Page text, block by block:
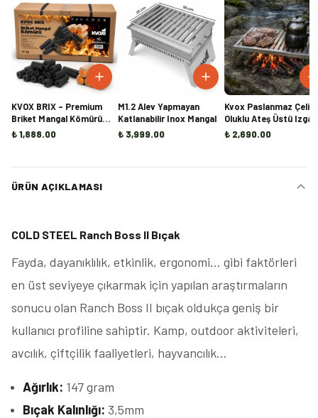
KVOX BRIX – Premium
Briket Mangal Kömürü
(10KG)
₺ 1,888.00
M1.2 Alev Yapmayan
Katlanabilir Inox Mangal
₺ 3,999.00
Kvox Paslanmaz Çelik
Oluklu Ateş Üstü
₺ 2,690.00
ÜRÜN AÇIKLAMASI
COLD STEEL Ranch Boss II Bıçak
Fayda, dayanıklılık, etkinlik, ergonomi... gibi faktörleri
en üst seviyeye çıkarmak için yapılan araştırmaların
sonucu olan Ranch Boss II bıçak oldukça geniş bir
kullanıcı profiline sahiptir. Kamp, outdoor aktiviteleri,
avcılık, çiftçilik faaliyetleri, hayvancılık...
Ağırlık: 147 gram
Bıçak Kalınlığı: 3,5mm